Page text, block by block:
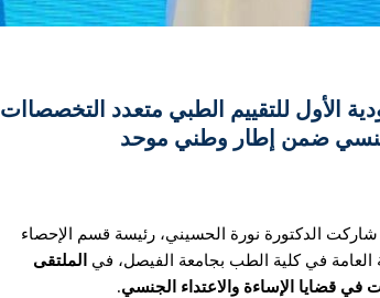
الأول للتقييم الطبي متعدد التخصصاات
ضمن إطار وطني موحد
الدكتورة نورة الحسيني، رئيسة قسم الإحصاء
العامة في كلية الطب بجامعة الفيصل، في
الملتقى
في قضايا الإساءة والاعتداء الجنسي.